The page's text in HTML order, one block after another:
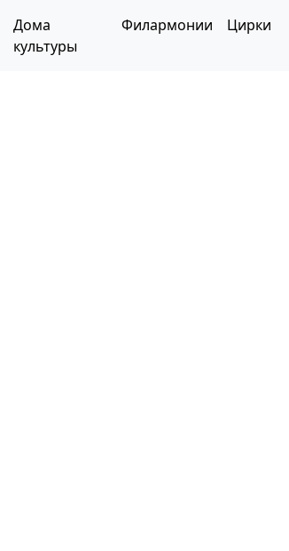
Дома
культуры
Филармонии Цирки